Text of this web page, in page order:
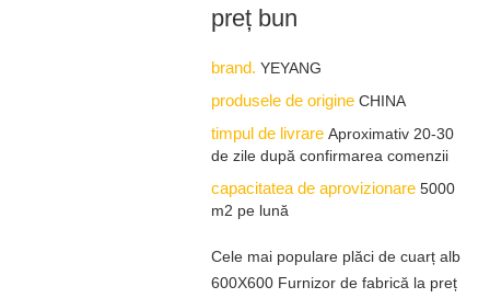
preț bun
brand. YEYANG
produsele de origine CHINA
timpul de livrare Aproximativ 20-30
de zile după confirmarea comenzii
capacitatea de aprovizionare 5000
m2 pe lună
Cele mai populare plăci de cuarț alb
600X600 Furnizor de fabrică la preț